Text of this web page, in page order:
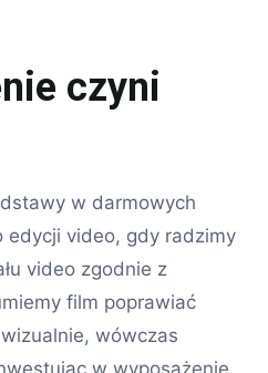
czyni
w darmowych
edycji video, gdy radzimy
video zgodnie z
film poprawiać
wówczas